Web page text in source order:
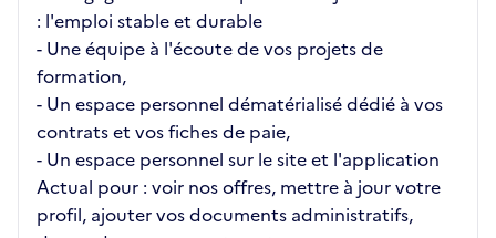
: l'emploi stable et durable
- Une équipe à l'écoute de vos projets de
formation,
- Un espace personnel dématérialisé dédié à vos
contrats et vos fiches de paie,
- Un espace personnel sur le site et l'application
Actual pour : voir nos offres, mettre à jour votre
profil, ajouter vos documents administratifs,